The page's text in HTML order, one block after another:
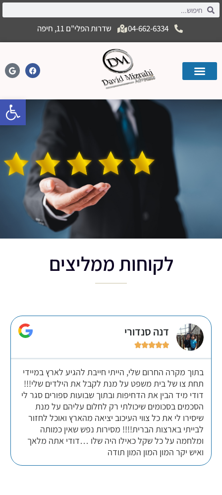
04-662-6334 שדרות הפלי"ם 11, חיפה
לקוחות ממליצים
דנה סנדורי





בתוך מקרה החרום שלי, הייתי חייבת להגיע לארץ במיידי
תחת צו של בית משפט על מנת לקבל את הילדים שלי!!!
דודי מיד הבין את הדחיפות ובתוך שבועות ספורים סגר לי
הסכמים בסכומים שיכולתי רק לחלום עליהם על מנת
שיסירו לי את כל צווי העיכוב יציאה מהארץ ואוכל לחזור
לבייתי בארצות הברית!!!! מסירות נפש שאין כמותה
ומלחמה על כל שקל כאילו היה שלו …דודי אתה מלאך
ואיש יקר המון המון המון תודה